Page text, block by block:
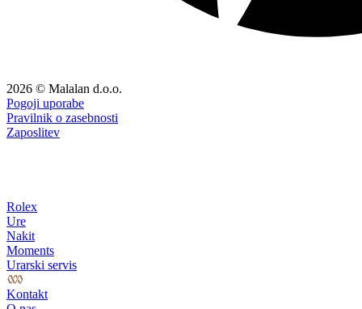
2026 © Malalan d.o.o.
Pogoji uporabe
Pravilnik o zasebnosti
Zaposlitev
Rolex
Ure
Nakit
Moments
Urarski servis
Kontakt